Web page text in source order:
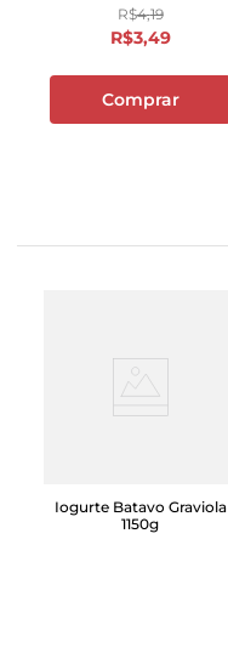
R$4,19
R$3,49
Comprar
Iogurte Batavo Graviola
1150g